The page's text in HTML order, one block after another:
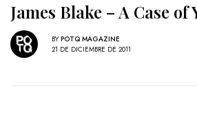
James Blake – A Case of
BY POTQ MAGAZINE
21 DE DICIEMBRE DE 2011